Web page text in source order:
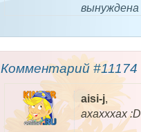
вынуждена
Комментарий #11174
aisi-j,
ахахххах :D